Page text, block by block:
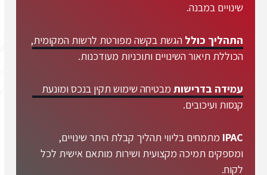
שינויים במבנה.
התהליך כולל הגשת בקשה מפורטת לרשות המקומית,
הכוללת תיאור השינויים ותוכניות מעודכנות.
עמידה בדרישות מבטיחה שימוש תקין בנכס ומונעת
קנסות ועיכובים.
IPAC מתמחים בליווי תהליך קבלת היתר שינויים,
ומספקים תמיכה מקצועית ושירות מותאם אישית לכל
לקוח.